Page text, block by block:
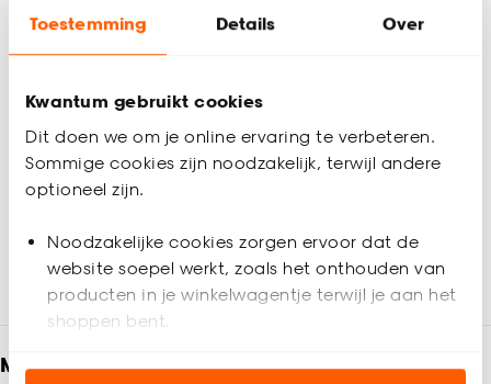
Toestemming Details Over
Kwantum gebruikt cookies
Dit doen we om je online ervaring te verbeteren.
Sommige cookies zijn noodzakelijk, terwijl andere
optioneel zijn.
Noodzakelijke cookies zorgen ervoor dat de
website soepel werkt, zoals het onthouden van
producten in je winkelwagentje terwijl je aan het
shoppen bent.
Analytische cookies (optioneel) helpen ons de
kunststof opbergboxen en lades. Verkrijgbaar in verschillende
afmetingen en met of zonder deksel, biedt onze collectie
combineert functionaliteit met sfeer, waardoor je jouw
spullen gemakkelijk kunt organiseren in stijl. Of het nu gaat
om de slaapkamer, keuken of woonkamer, ontdek de
veelzijdigheid van onze kunststof opbergboxen en lades en
breng ordelijke luxe in huis zonder je budget te overschrijden.
Meld je aan en ontvang € 5,- korting op je